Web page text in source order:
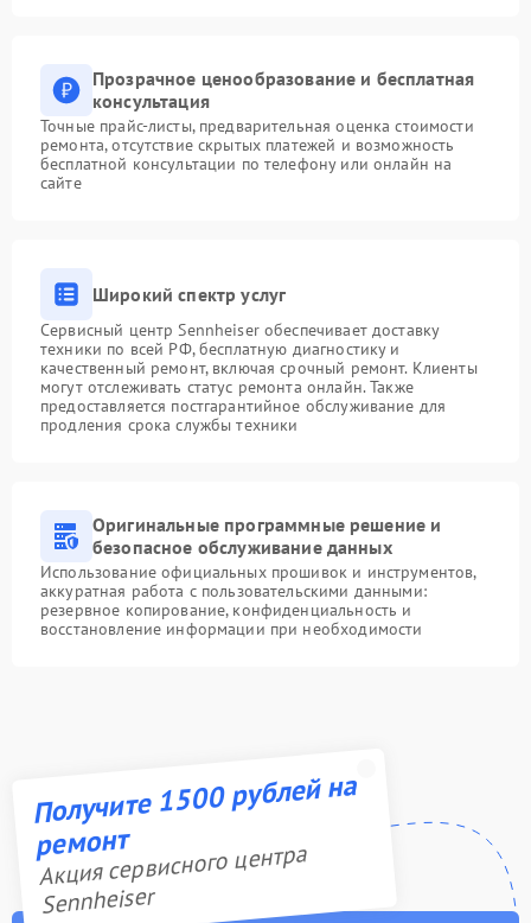
Прозрачное ценообразование и бесплатная
консультация
Точные прайс-листы, предварительная оценка стоимости
ремонта, отсутствие скрытых платежей и возможность
бесплатной консультации по телефону или онлайн на
сайте
Широкий спектр услуг
Сервисный центр Sennheiser обеспечивает доставку
техники по всей РФ, бесплатную диагностику и
качественный ремонт, включая срочный ремонт. Клиенты
могут отслеживать статус ремонта онлайн. Также
предоставляется постгарантийное обслуживание для
продления срока службы техники
Оригинальные программные решение и
безопасное обслуживание данных
Использование официальных прошивок и инструментов,
аккуратная работа с пользовательскими данными:
резервное копирование, конфиденциальность и
восстановление информации при необходимости
Получите 1500 рублей на
ремонт
Акция сервисного центра
Sennheiser